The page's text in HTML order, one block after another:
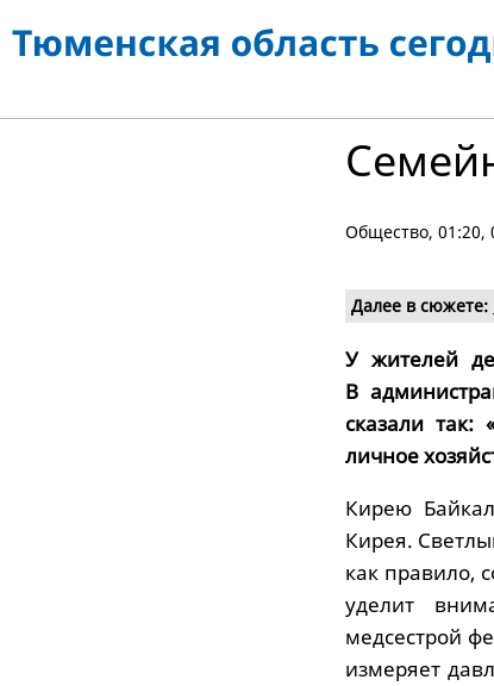
Общество, 01:20,
Далее в сюжете:
У жителей
В
сказали так:
личное
Кирею
Кирея.
как правило,
уделит
медсестрой
измеряет